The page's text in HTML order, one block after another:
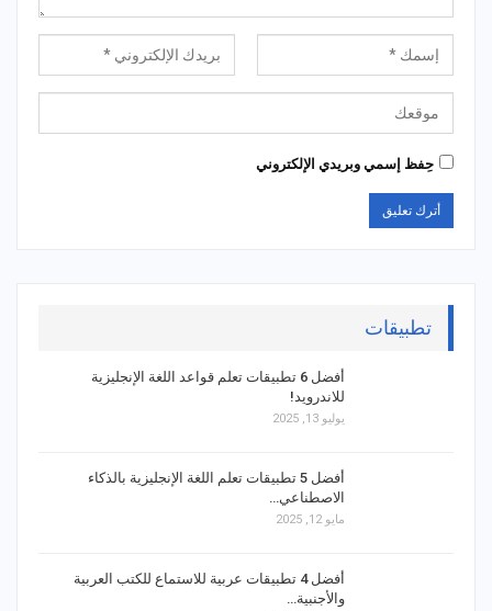
حِفظ إسمي وبريدي الإلكتروني
تطبيقات
أفضل 6 تطبيقات تعلم قواعد اللغة الإنجليزية
للاندرويد!
يوليو 13, 2025
أفضل 5 تطبيقات تعلم اللغة الإنجليزية بالذكاء
الاصطناعي…
مايو 12, 2025
أفضل 4 تطبيقات عربية للاستماع للكتب العربية
والأجنبية…